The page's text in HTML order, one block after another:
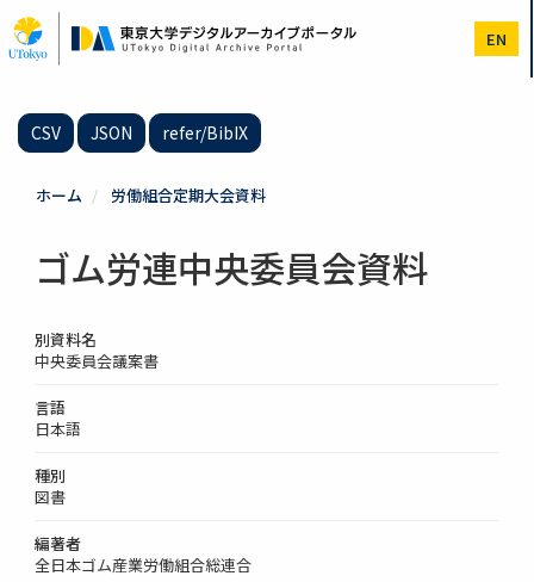
イ
ン
EN
CSV JSON refer/BibIX
ホーム 労働組合定期大会資料
ゴム労連中央委員会資料
別資料名
中央委員会議案書
言語
日本語
種別
図書
編著者
全日本ゴム産業労働組合総連合